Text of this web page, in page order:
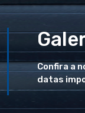
Confira a
datas